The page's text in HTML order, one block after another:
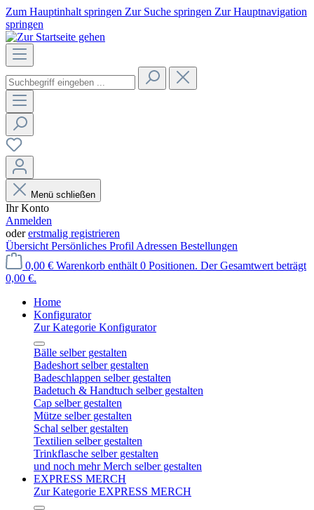
Zum Hauptinhalt springen Zur Suche springen Zur Hauptnavigation
springen
Menü schließen
Ihr Konto
Anmelden
odererstmalig registrieren
Übersicht Persönliches Profil Adressen Bestellungen
0,00 € Warenkorb enthält 0 Positionen. Der Gesamtwert beträgt
0,00 €.
Home
Konfigurator
Zur Kategorie Konfigurator
Bälle selber gestalten
Badeshort selber gestalten
Badeschlappen selber gestalten
Badetuch & Handtuch selber gestalten
Cap selber gestalten
Mütze selber gestalten
Schal selber gestalten
Textilien selber gestalten
Trinkflasche selber gestalten
und noch mehr Merch selber gestalten
EXPRESS MERCH
Zur Kategorie EXPRESS MERCH